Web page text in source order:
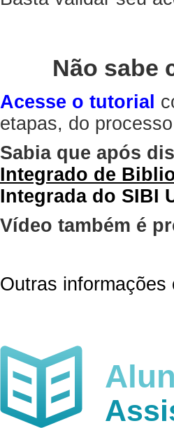
Não sabe
Acesse o tutorial
etapas, do
Sabia que após
Integrado de
Integrada do SIBI
Vídeo também é
Outras informações